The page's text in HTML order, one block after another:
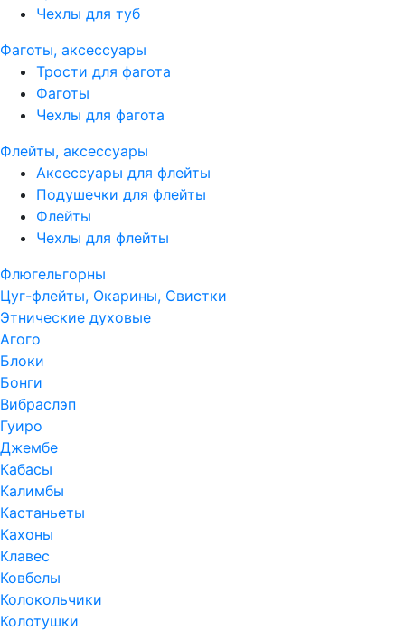
Чехлы для туб
Фаготы, аксессуары
Трости для фагота
Фаготы
Чехлы для фагота
Флейты, аксессуары
Аксессуары для флейты
Подушечки для флейты
Флейты
Чехлы для флейты
Флюгельгорны
Цуг-флейты, Окарины, Свистки
Этнические духовые
Агого
Блоки
Бонги
Вибраслэп
Гуиро
Джембе
Кабасы
Калимбы
Кастаньеты
Кахоны
Клавес
Ковбелы
Колокольчики
Колотушки